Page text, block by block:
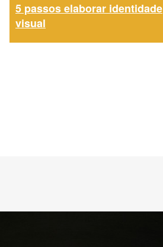
5 passos elaborar identidade
visual